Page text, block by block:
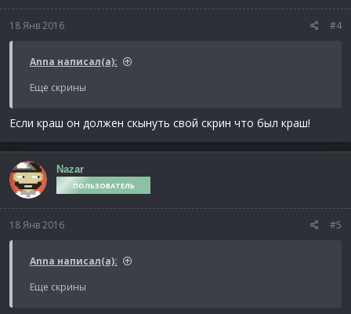
18 Янв 2016 #4
Anna написал(а):
Еще скрины
Если краш он должен скынуть свой скрин что был краш!
Nazar
ПОЛЬЗОВАТЕЛЬ
18 Янв 2016 #5
Anna написал(а):
Еще скрины